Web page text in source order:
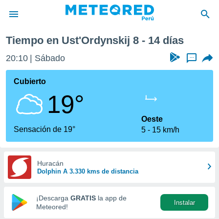
de
ha sido
que se
calidad.
a este
las
y
forma
digital
basada
Tiempo en Ust'Ordynskij 8 - 14 días
20:10 Sábado ...
Cubierto
19°
Sensación de 19°
Oeste
5
15 km/h
Huracán
Dolphin A 3.330 kms de distancia
¡Descarga GRATIS la app de
Meteored!
Instalar